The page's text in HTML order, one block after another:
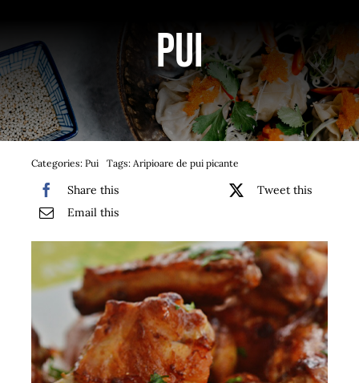
Servicii catering
Bufet suedez si Coffee Break
Sushi
Oferta
Cos
Pui
Categories: Pui Tags: Aripioare de pui picante
Share this
Tweet this
Email this